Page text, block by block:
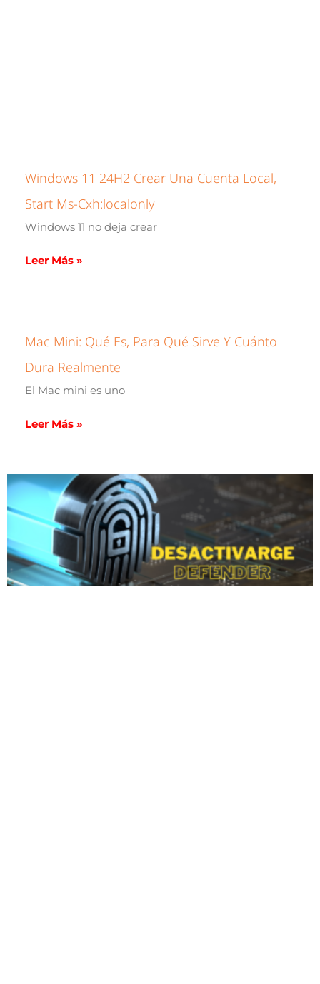
Windows 11 24H2 Crear Una Cuenta Local,
Start Ms-Cxh:localonly
Windows 11 no deja crear
Leer Más »
Mac Mini: Qué Es, Para Qué Sirve Y Cuánto
Dura Realmente
El Mac mini es uno
Leer Más »